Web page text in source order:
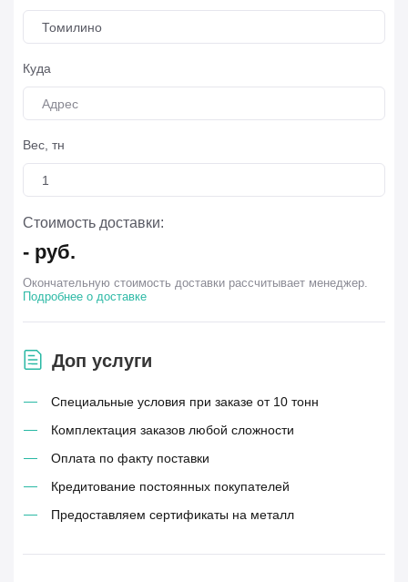
Томилино
Куда
Вес, тн
Стоимость доставки:
- руб.
Окончательную стоимость доставки рассчитывает менеджер.
Подробнее о доставке
Доп услуги
Специальные условия при заказе от 10 тонн
Комплектация заказов любой сложности
Оплата по факту поставки
Кредитование постоянных покупателей
Предоставляем сертификаты на металл